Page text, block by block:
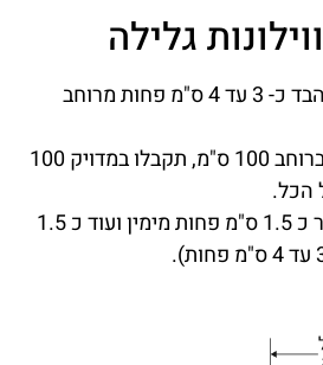
גלילה
בווילונות גלילה רוחב הבד כ- 3 עד 4 ס"מ פחות מרוחב
במידה והזמנתם וילון ברוחב 100 ס"מ, תקבלו במדויק 100
הכל.
אך הבד יהיה קצר יותר כ 1.5 ס"מ פחות מימין ועוד כ 1.5